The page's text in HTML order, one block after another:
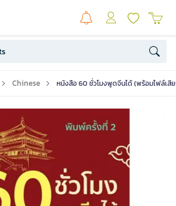
Chinese หนังสือ 60 ชั่วโมงพูดจีนได้ (พร้อมไฟล์เสีย